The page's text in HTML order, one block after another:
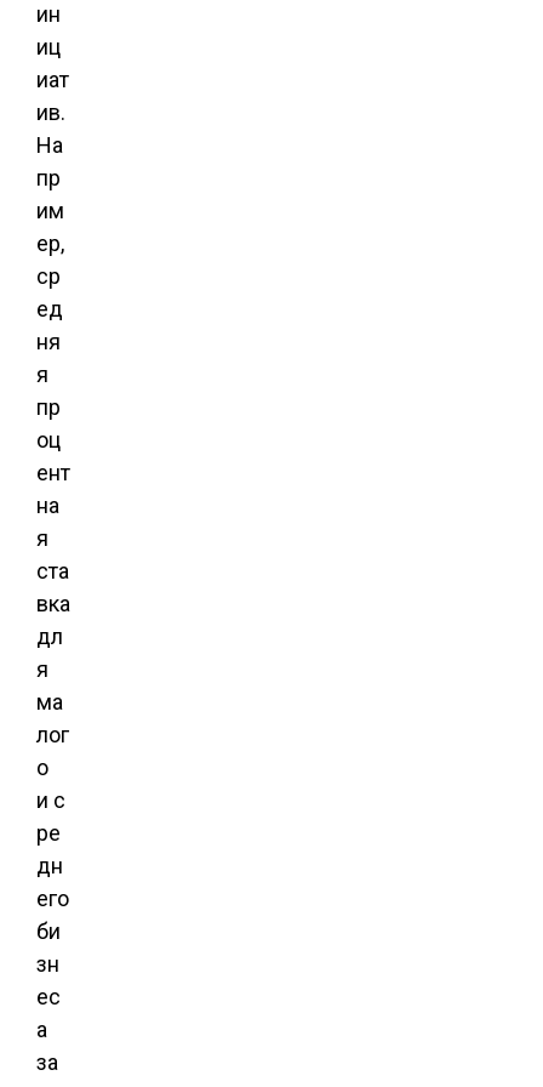
ин
иц
иат
ив.
На
пр
им
ер,
ср
ед
ня
я
пр
оц
ент
на
я
ста
вка
дл
я
ма
лог
о
и с
ре
дн
его
би
зн
ес
а
за